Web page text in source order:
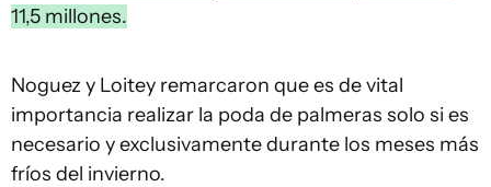
11,5 millones.
Noguez y Loitey remarcaron que es de vital
importancia realizar la poda de palmeras solo si es
necesario y exclusivamente durante los meses más
fríos del invierno.